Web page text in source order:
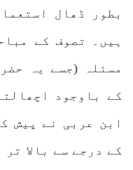
بطور ڈھال
ہیں۔ تصوف کے
مسئلہ (جسے یہ
کے باوجود
ابن عربی نے پیش
کے درجے سے بالا